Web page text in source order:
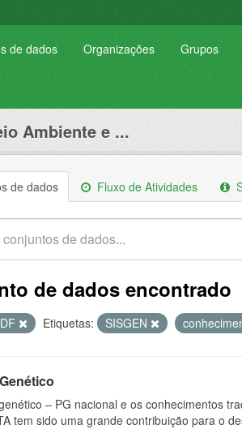
de dados Organizações Grupos
Ambiente e ...
de dados Fluxo de Atividades
de dados encontrado
Etiquetas: SISGEN
– PG nacional e os conhecimentos
tem sido uma grande contribuição para o